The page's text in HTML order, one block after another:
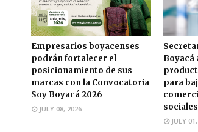
Empresarios boyacenses
podrán fortalecer el
posicionamiento de sus
marcas con la Convocatoria
Soy Boyacá 2026
JULY 08, 2026
Boyacá
para
sociales
JULY